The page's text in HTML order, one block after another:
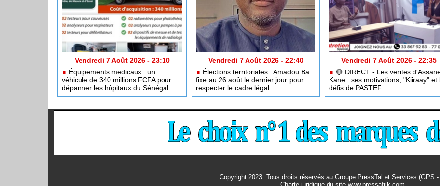
Vendredi 7 Août 2026 - 23:10
Équipements médicaux : un
véhicule de 340 millions FCFA pour
dépanner les hôpitaux du Sénégal
Vendredi 7 Août 2026 - 22:40
Élections territoriales : Amadou Ba
fixe au 26 août le dernier jour pour
respecter le cadre légal
Vendredi 7 Août 2026 - 22:35
🔴​ DIRECT - Les vérités
Kane : ses motivations, "Kiiraay" et
défis de PASTEF
Copyright 2023. Tous droits réservés au Groupe PressTal et Services (GPS -
Charte juridiquedu site www.pressafrik.com